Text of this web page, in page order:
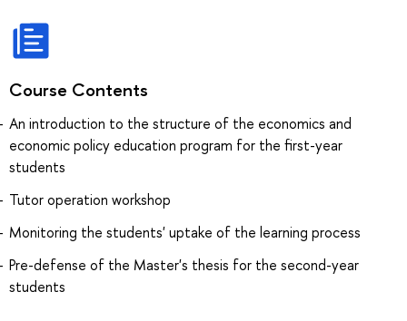
Course Contents
An introduction to the structure of the economics and
economic policy education program for the first-year
students
Tutor operation workshop
Monitoring the students' uptake of the learning process
Pre-defense of the Master's thesis for the second-year
students